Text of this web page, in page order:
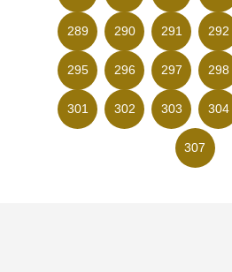
289 290 291 292
295 296 297 298
301 302 303 304
307